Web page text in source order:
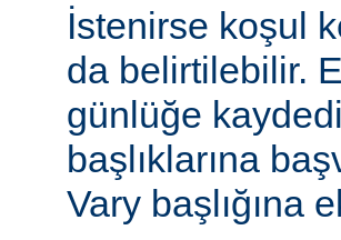
İstenirse koşul
da belirtilebilir.
günlüğe
başlıklarına
Vary başlığına